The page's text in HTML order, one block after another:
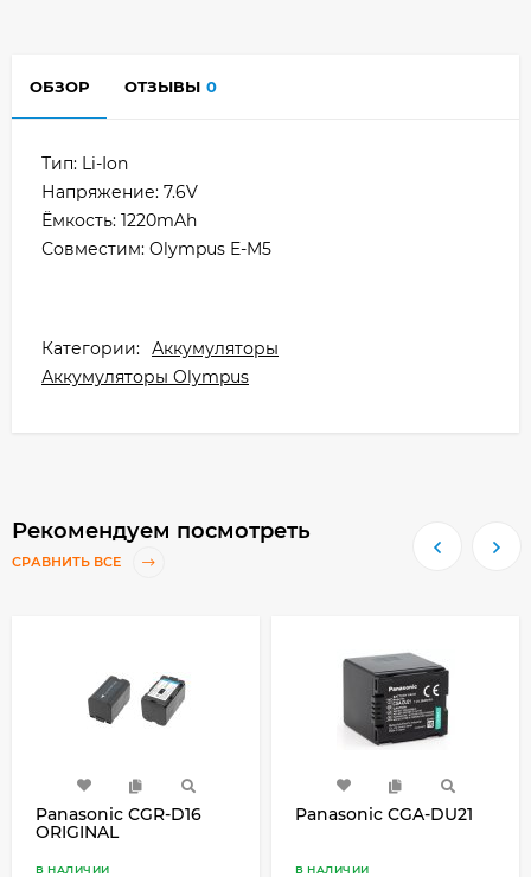
ОБЗОР ОТЗЫВЫ 0
Тип: Li-Ion
Напряжение: 7.6V
Ёмкость: 1220mAh
Совместим: Olympus E-M5
Категории: Аккумуляторы
Аккумуляторы Olympus
Рекомендуем посмотреть
СРАВНИТЬ ВСЕ
Panasonic CGR-D16
ORIGINAL
В НАЛИЧИИ
Panasonic CGA-DU21
В НАЛИЧИИ